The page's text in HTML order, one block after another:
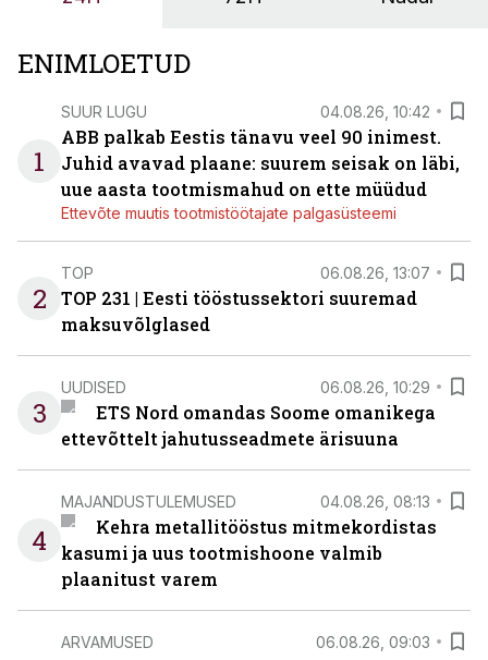
ENIMLOETUD
1
SUUR LUGU 04.08.26, 10:42
ABB palkab Eestis tänavu veel 90 inimest.
Juhid avavad plaane: suurem seisak on läbi,
uue aasta tootmismahud on ette müüdud
Ettevõte muutis tootmistöötajate palgasüsteemi
2
TOP 06.08.26, 13:07
TOP 231 | Eesti tööstussektori suuremad
maksuvõlglased
3
UUDISED 06.08.26, 10:29
ETS Nord omandas Soome omanikega
ettevõttelt jahutusseadmete ärisuuna
4
MAJANDUSTULEMUSED 04.08.26, 08:13
Kehra metallitööstus mitmekordistas
kasumi ja uus tootmishoone valmib
plaanitust varem
ARVAMUSED 06.08.26, 09:03